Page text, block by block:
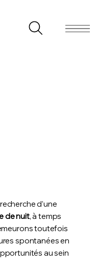
d’une
de nuit, à temps
toutefois
spontanées en
au sein